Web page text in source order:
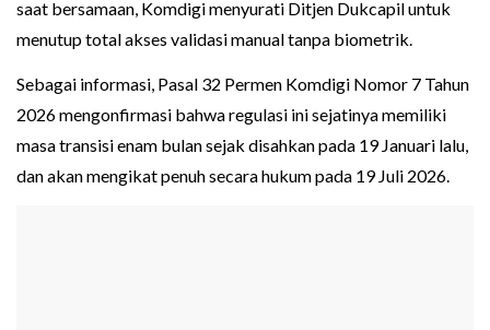
saat bersamaan, Komdigi menyurati Ditjen Dukcapil untuk
menutup total akses validasi manual tanpa biometrik.
Sebagai informasi, Pasal 32 Permen Komdigi Nomor 7 Tahun
2026 mengonfirmasi bahwa regulasi ini sejatinya memiliki
masa transisi enam bulan sejak disahkan pada 19 Januari lalu,
dan akan mengikat penuh secara hukum pada 19 Juli 2026.